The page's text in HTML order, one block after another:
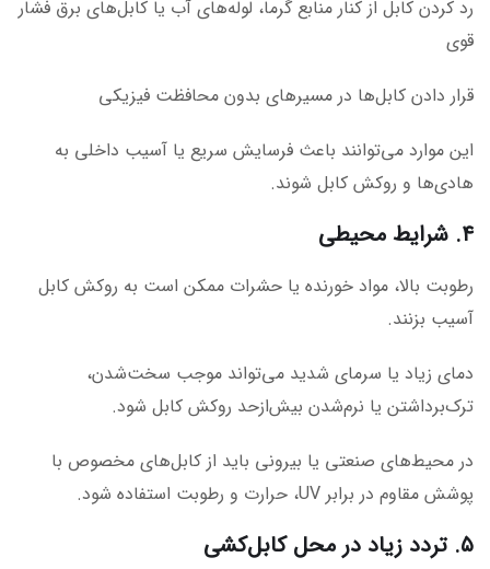
رد کردن کابل از کنار منابع گرما، لوله‌های آب یا کابل‌های برق فشار
قوی
قرار دادن کابل‌ها در مسیرهای بدون محافظت فیزیکی
این موارد می‌توانند باعث فرسایش سریع یا آسیب داخلی به
هادی‌ها و روکش کابل شوند.
۴. شرایط محیطی
رطوبت بالا، مواد خورنده یا حشرات ممکن است به روکش کابل
آسیب بزنند.
دمای زیاد یا سرمای شدید می‌تواند موجب سخت‌شدن،
ترک‌برداشتن یا نرم‌شدن بیش‌ازحد روکش کابل شود.
در محیط‌های صنعتی یا بیرونی باید از کابل‌های مخصوص با
پوشش مقاوم در برابر UV، حرارت و رطوبت استفاده شود.
۵. تردد زیاد در محل کابل‌کشی